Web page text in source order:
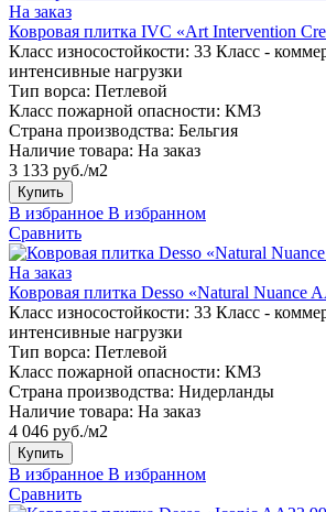
На заказ
Ковровая плитка IVC «Art Intervention
Класс износостойкости: 33 Класс -
интенсивные нагрузки
Тип ворса: Петлевой
Класс пожарной опасности: КМ3
Страна производства: Бельгия
Наличие товара: На заказ
3 133 руб./м2
Купить
В избранное В избранном
Сравнить
На заказ
Ковровая плитка Desso «Natural Nuance
Класс износостойкости: 33 Класс -
интенсивные нагрузки
Тип ворса: Петлевой
Класс пожарной опасности: КМ3
Страна производства: Нидерланды
Наличие товара: На заказ
4 046 руб./м2
Купить
В избранное В избранном
Сравнить